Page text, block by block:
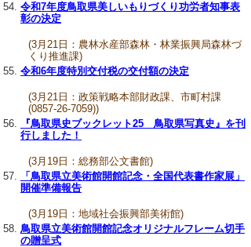
令和7年度鳥取県美しいもりづくり功労者知事表
彰の決定
(3月21日：農林水産部森林・林業振興局森林づ
くり推進課)
令和6年度特別交付税の交付額の決定
(3月21日：政策戦略本部財政課、市町村課
(0857-26-7059))
『鳥取県史ブックレット25 鳥取県写真史』を刊
行しました！
(3月19日：総務部公文書館)
「鳥取県立美術館開館記念・全国代表書作家展」
開催準備報告
(3月19日：地域社会振興部美術館)
鳥取県立美術館開館記念オリジナルフレーム切手
の贈呈式